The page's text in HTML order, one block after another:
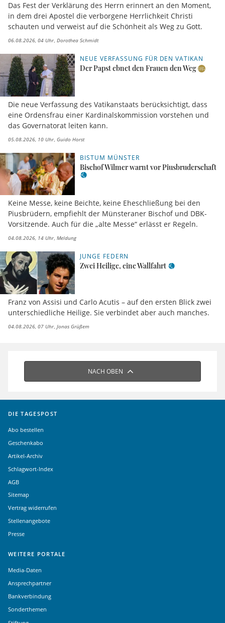
Das Fest der Verklärung des Herrn erinnert an den Moment,
in dem drei Apostel die verborgene Herrlichkeit Christi
schauten und verweist auf die Schönheit als Weg zu Gott.
06.08.2026, 04 Uhr Dorothea Schmidt
NEUE VERFASSUNG FÜR DEN VATIKAN
Der Papst ebnet den Frauen den Weg
Die neue Verfassung des Vatikanstaats berücksichtigt, dass
eine Ordensfrau einer Kardinalskommission vorstehen und
das Governatorat leiten kann.
05.08.2026, 10 Uhr Guido Horst
BISTUM MÜNSTER
Bischof Wilmer warnt vor Piusbruderschaft
Keine Messe, keine Beichte, keine Eheschließung bei den
Piusbrüdern, empfiehlt der Münsteraner Bischof und DBK-
Vorsitzende. Auch für die „alte Messe“ erlässt er Regeln.
04.08.2026, 14 Uhr Meldung
JUNGE FEDERN
Zwei Heilige, eine Wallfahrt
Franz von Assisi und Carlo Acutis – auf den ersten Blick zwei
unterschiedliche Heilige. Sie verbindet aber auch manches.
04.08.2026, 07 Uhr Jonas Grüßem
NACH OBEN
DIE TAGESPOST
Abo bestellen
Geschenkabo
Artikel-Archiv
Schlagwort-Index
AGB
Sitemap
Vertrag widerrufen
Stellenangebote
Presse
WEITERE PORTALE
Media-Daten
Ansprechpartner
Bankverbindung
Sonderthemen